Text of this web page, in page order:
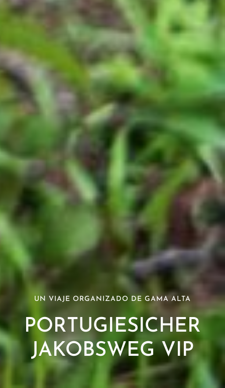
UN VIAJE ORGANIZADO DE GAMA ALTA
PORTUGIESICHER
JAKOBSWEG VIP